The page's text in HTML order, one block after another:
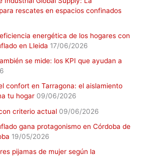
rescates en espacios confinados
energética de los hogares con
en Lleida 17/06/2026
se mide: los KPI que ayudan a
confort en Tarragona: el aislamiento
tu hogar 09/06/2026
criterio actual 09/06/2026
gana protagonismo en Córdoba de
19/05/2026
pijamas de mujer según la